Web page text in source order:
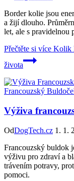
Border kolie jsou
a žijí dlouho.
let, ale s pravidelnou
Přečtěte si více Kolik
života
Francouzský
Výživa
OdDogTech.cz 1. 1.
Francouzský buldok
výživu pro zdraví a
trávením potravy,
pomoci.